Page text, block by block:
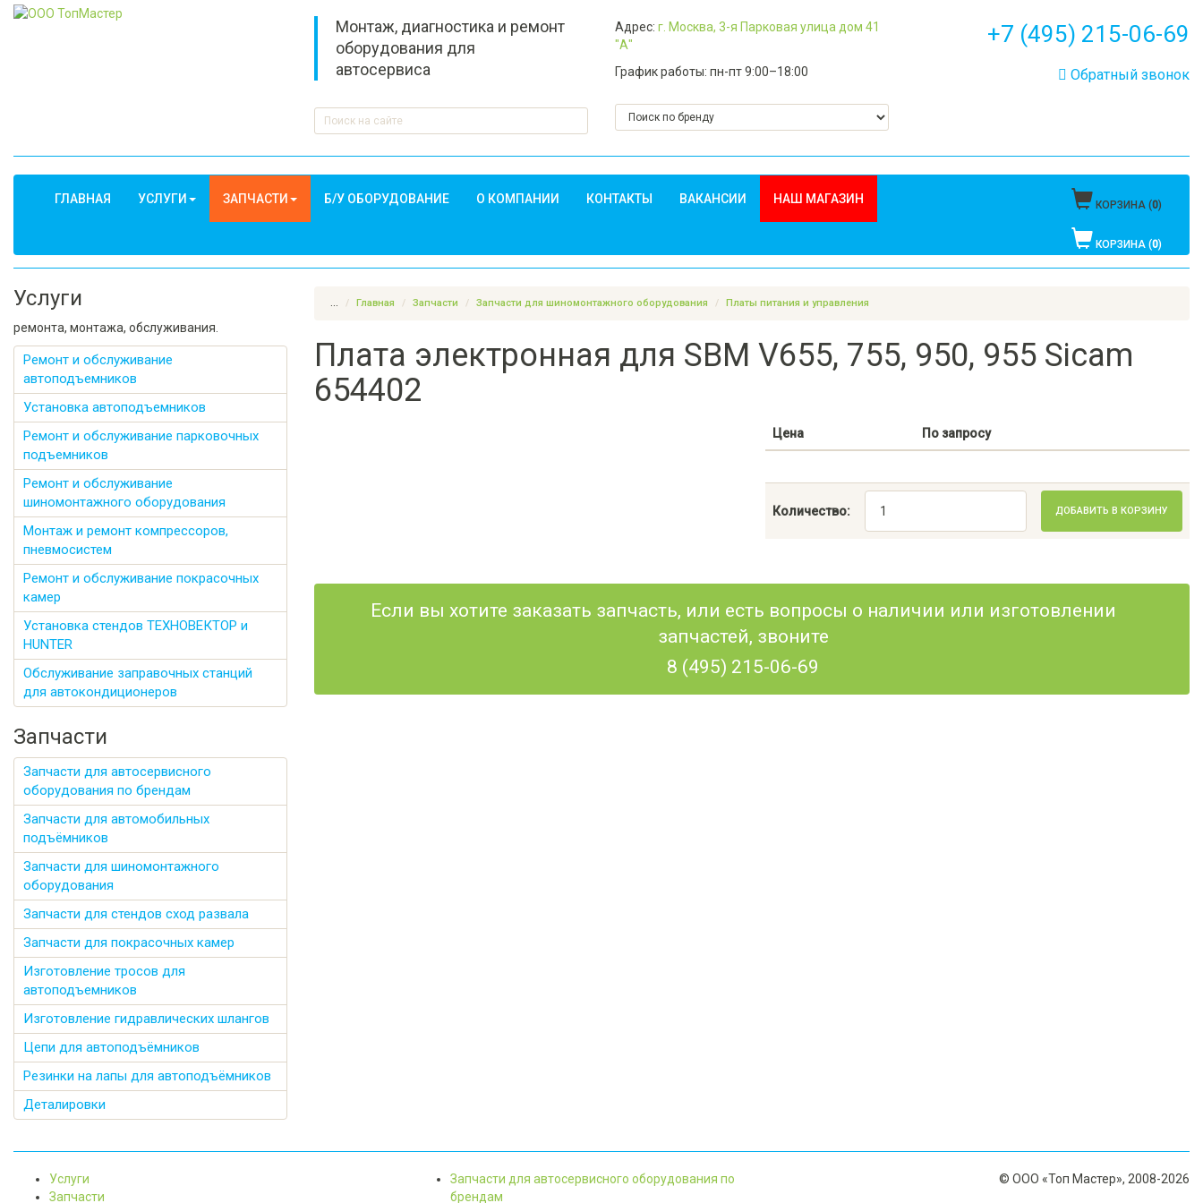
Монтаж, диагностика и ремонт
оборудования для
автосервиса
Адрес: г. Москва, 3-я Парковая улица дом 41
"А"
График работы: пн-пт 9:00–18:00
+7 (495) 215-06-69
Обратный звонок
ГЛАВНАЯ УСЛУГИ ЗАПЧАСТИ Б/У ОБОРУДОВАНИЕ О КОМПАНИИ КОНТАКТЫ ВАКАНСИИ НАШ МАГАЗИН КОРЗИНА (0)
КОРЗИНА (0)
Услуги
ремонта, монтажа, обслуживания.
Ремонт и обслуживание
автоподъемников
Установка автоподъемников
Ремонт и обслуживание парковочных
подъемников
Ремонт и обслуживание
шиномонтажного оборудования
Монтаж и ремонт компрессоров,
пневмосистем
Ремонт и обслуживание покрасочных
камер
Установка стендов ТЕХНОВЕКТОР и
HUNTER
Обслуживание заправочных станций
для автокондиционеров
Запчасти
Запчасти для автосервисного
оборудования по брендам
Запчасти для автомобильных
подъёмников
Запчасти для шиномонтажного
оборудования
Запчасти для стендов сход развала
Запчасти для покрасочных камер
Изготовление тросов для
автоподъемников
Изготовление гидравлических шлангов
Цепи для автоподъёмников
Резинки на лапы для автоподъёмников
Деталировки
... Главная Запчасти Запчасти для шиномонтажного оборудования Платы питания и управления
Плата электронная для SBM V655, 755, 950, 955 Sicam
654402
Цена По запросу
Количество: ДОБАВИТЬ В КОРЗИНУ
Если вы хотите заказать запчасть, или есть вопросы о наличии или изготовлении
запчастей, звоните
8 (495) 215-06-69
Услуги
Запчасти
Запчасти для автосервисного оборудования по
брендам
© ООО «Топ Мастер», 2008-2026